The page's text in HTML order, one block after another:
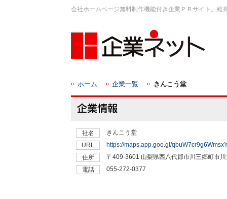
会社ホームページ無料制作機能付き企業ＰＲサイト。
ホーム 企業一覧 きんこう堂
社名
きんこう堂
URL
https://maps.app.goo.gl/
住所
〒409-3601 山梨県西八代郡市川三郷町市
電話
055-272-0377